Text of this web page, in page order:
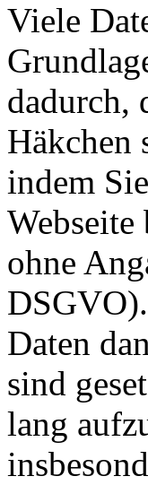
Viele
dadurch,
Häkchen
indem
ohne
Daten
sind
lang